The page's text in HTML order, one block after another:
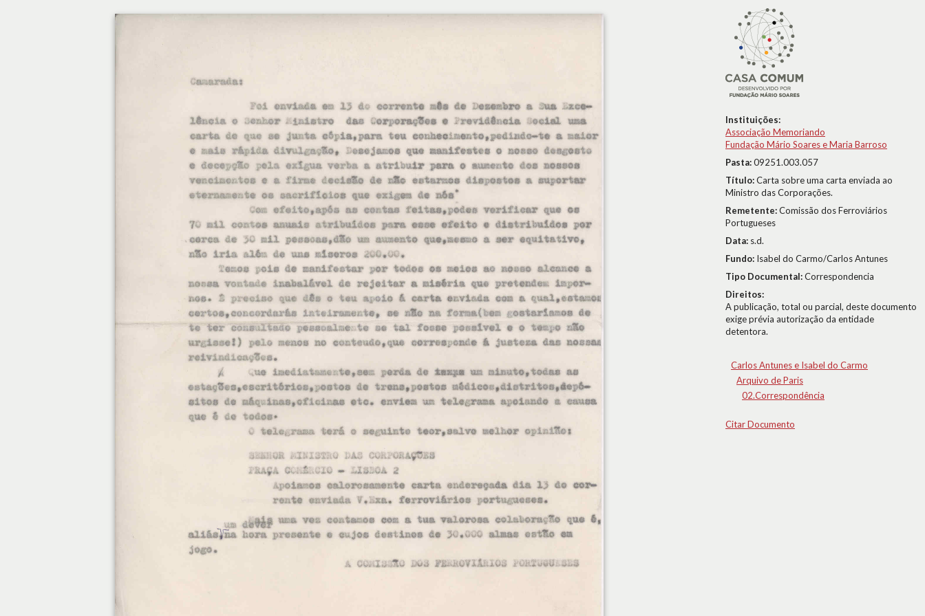
Instituições:
Associação Memoriando
Fundação Mário Soares e Maria Barroso
Pasta:09251.003.057
Título:Carta sobre uma carta enviada ao
Ministro das Corporações.
Remetente:Comissão dos Ferroviários
Portugueses
Data: s.d.
Fundo: Isabel do Carmo/Carlos Antunes
Tipo Documental:Correspondencia
Direitos:
A publicação, total ou parcial, deste documento
exige prévia autorização da entidade
detentora.
Carlos Antunes e Isabel do Carmo
Arquivo de Paris
02.Correspondência
Citar Documento